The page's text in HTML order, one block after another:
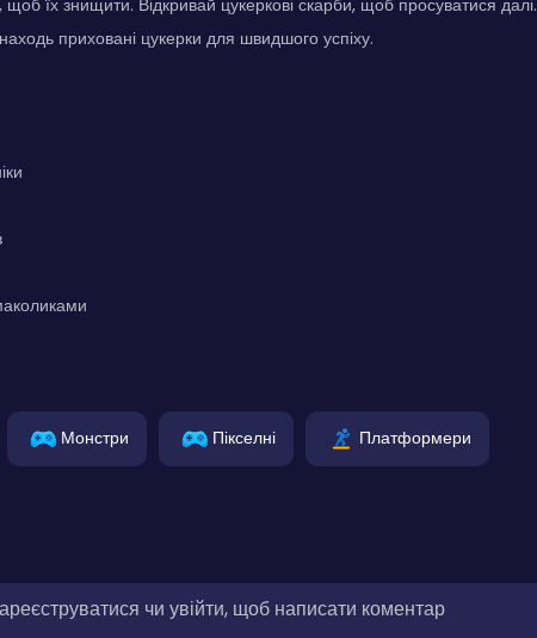
їх знищити. Відкривай цукеркові скарби, щоб просуватися далі.
приховані цукерки для швидшого успіху.
Монстри Пікселні Платформери
чи увійти, щоб написати коментар